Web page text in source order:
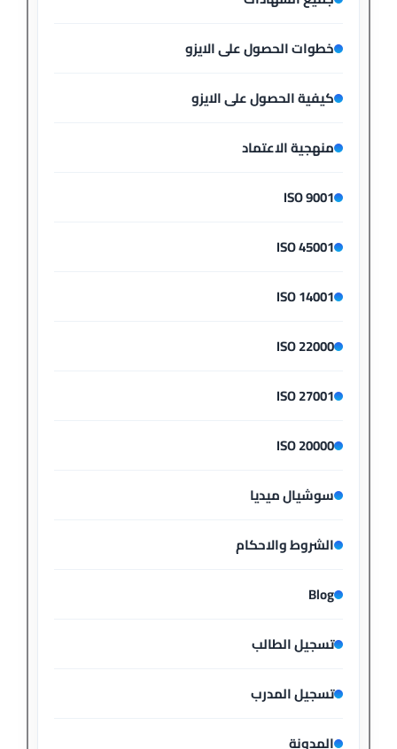
خطوات الحصول على الايزو
كيفية الحصول على الايزو
منهجية الاعتماد
ISO 9001
ISO 45001
ISO 14001
ISO 22000
ISO 27001
ISO 20000
سوشيال ميديا
الشروط والاحكام
Blog
تسجيل الطالب
تسجيل المدرب
المدونة